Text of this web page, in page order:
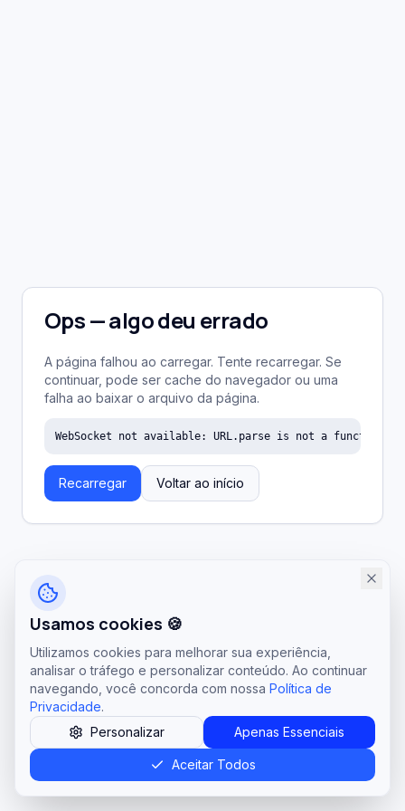
Ops — algo deu errado
A página falhou ao carregar. Tente recarregar. Se
continuar, pode ser cache do navegador ou uma
falha ao baixar o arquivo da página.
WebSocket not available: URL.parse is not a function
Recarregar Voltar ao início
Usamos cookies 🍪
Utilizamos cookies para melhorar sua experiência,
analisar o tráfego e personalizar conteúdo. Ao continuar
navegando, você concorda com nossa Política de
Privacidade.
Personalizar
Apenas Essenciais
Aceitar Todos